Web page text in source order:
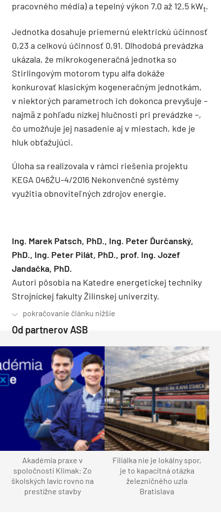
pracovného média) a tepelný výkon 7,0 až 12,5 kWt.
Jednotka dosahuje priemernú elektrickú účinnosť
0,23 a celkovú účinnosť 0,91. Dlhodobá prevádzka
ukázala, že mikrokogeneračná jednotka so
Stirlingovým motorom typu alfa dokáže
konkurovať klasickým kogeneračným jednotkám,
v niektorých parametroch ich dokonca prevyšuje –
najmä z pohľadu nízkej hlučnosti pri prevádzke –,
čo umožňuje jej nasadenie aj v miestach, kde je
hluk obťažujúci.
Úloha sa realizovala v rámci riešenia projektu
KEGA 046ŽU-4/2016 Nekonvenčné systémy
využitia obnoviteľných zdrojov energie.
Ing. Marek Patsch, PhD., Ing. Peter Ďurčanský,
PhD., Ing. Peter Pilát, PhD., prof. Ing. Jozef
Jandačka, PhD.
Autori pôsobia na Katedre energetickej techniky
Strojníckej fakulty Žilinskej univerzity.
Od partnerov ASB
Akadémia praxe v
spoločnosti Klimak: Zo
školských lavíc rovno na
prestížne stavby
Filiálka nie je lokálny spor,
je to kapacitná otázka
železničného uzla
Bratislava